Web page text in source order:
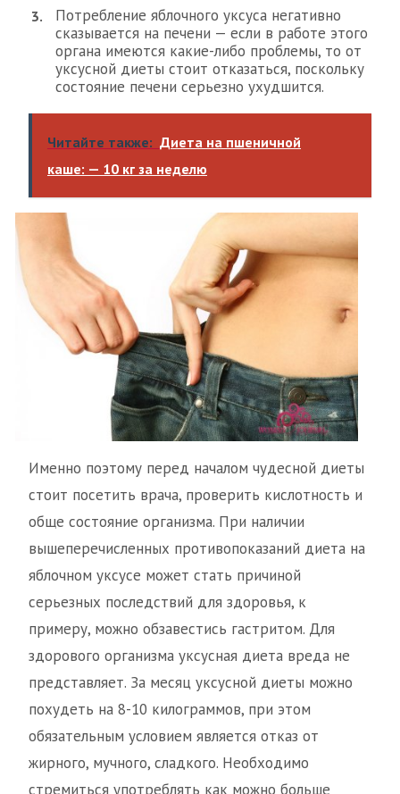
Потребление яблочного уксуса негативно
сказывается на печени — если в работе этого
органа имеются какие-либо проблемы, то от
уксусной диеты стоит отказаться, поскольку
состояние печени серьезно ухудшится.
Читайте также: Диета на пшеничной
каше: — 10 кг за неделю
Именно поэтому перед началом чудесной диеты
стоит посетить врача, проверить кислотность и
обще состояние организма. При наличии
вышеперечисленных противопоказаний диета на
яблочном уксусе может стать причиной
серьезных последствий для здоровья, к
примеру, можно обзавестись гастритом. Для
здорового организма уксусная диета вреда не
представляет. За месяц уксусной диеты можно
похудеть на 8-10 килограммов, при этом
обязательным условием является отказ от
жирного, мучного, сладкого. Необходимо
стремиться употреблять как можно больше